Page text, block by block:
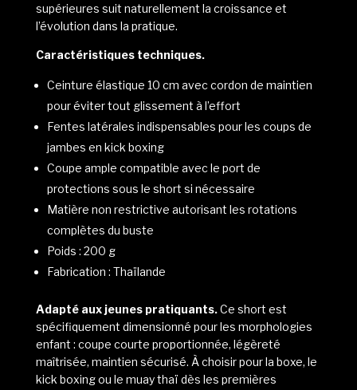
supérieures suit naturellement la croissance et
l’évolution dans la pratique.
Caractéristiques techniques.
Ceinture élastique 10 cm avec cordon de maintien
pour éviter tout glissement à l’effort
Fentes latérales indispensables pour les coups de
jambes en kick boxing
Coupe ample compatible avec le port de
protections sous le short si nécessaire
Matière non restrictive autorisant les rotations
complètes du buste
Poids : 200 g
Fabrication : Thaïlande
Adapté aux jeunes pratiquants.Ce short est
spécifiquement dimensionné pour les morphologies
enfant : coupe courte proportionnée, légèreté
maîtrisée, maintien sécurisé. À choisir pour la boxe, le
kick boxing ou le muay thaï dès les premières